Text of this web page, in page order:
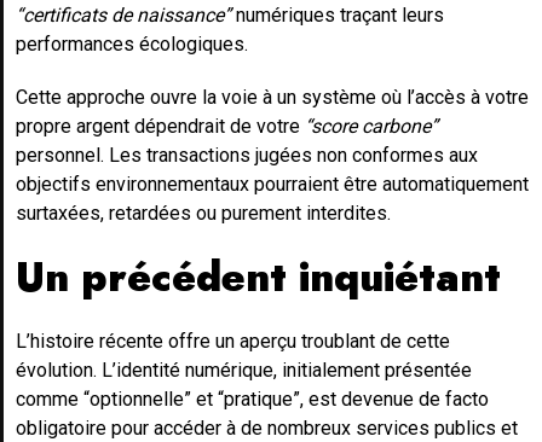
“certificats de naissance”numériques traçant leurs
performances écologiques.
Cette approche ouvre la voie à un système où l’accès à votre
propre argent dépendrait de votre “score carbone”
personnel. Les transactions jugées non conformes aux
objectifs environnementaux pourraient être automatiquement
surtaxées, retardées ou purement interdites.
Un précédent inquiétant
L’histoire récente offre un aperçu troublant de cette
évolution. L’identité numérique, initialement présentée
comme “optionnelle” et “pratique”, est devenue de facto
obligatoire pour accéder à de nombreux services publics et